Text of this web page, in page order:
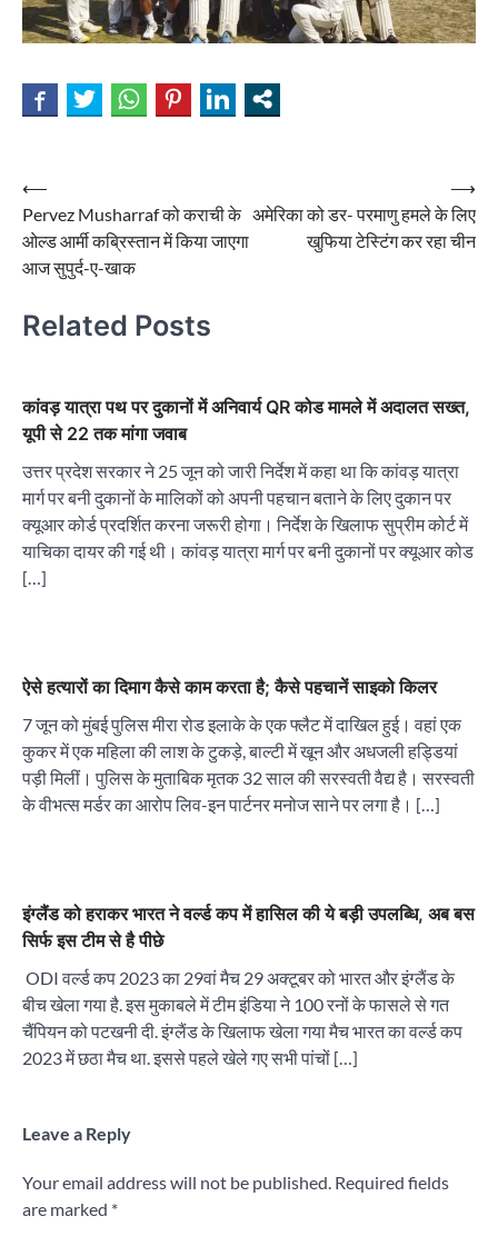
Post
navigation
⟵
Pervez Musharraf को कराची के
ओल्ड आर्मी कब्रिस्तान में किया जाएगा
आज सुपुर्द-ए-खाक
अमेरिका को डर- परमाणु हमले के लिए
खुफिया टेस्टिंग कर रहा चीन
⟶
Related Posts
कांवड़ यात्रा पथ पर दुकानों में अनिवार्य QR कोड मामले में अदालत सख्त,
यूपी से 22 तक मांगा जवाब
उत्तर प्रदेश सरकार ने 25 जून को जारी निर्देश में कहा था कि कांवड़ यात्रा
मार्ग पर बनी दुकानों के मालिकों को अपनी पहचान बताने के लिए दुकान पर
क्यूआर कोर्ड प्रदर्शित करना जरूरी होगा। निर्देश के खिलाफ सुप्रीम कोर्ट में
याचिका दायर की गई थी। कांवड़ यात्रा मार्ग पर बनी दुकानों पर क्यूआर कोड
[…]
ऐसे हत्यारों का दिमाग कैसे काम करता है; कैसे पहचानें साइको किलर
7 जून को मुंबई पुलिस मीरा रोड इलाके के एक फ्लैट में दाखिल हुई। वहां एक
कुकर में एक महिला की लाश के टुकड़े, बाल्टी में खून और अधजली हड्डियां
पड़ी मिलीं। पुलिस के मुताबिक मृतक 32 साल की सरस्वती वैद्य है। सरस्वती
के वीभत्स मर्डर का आरोप लिव-इन पार्टनर मनोज साने पर लगा है। […]
इंग्लैंड को हराकर भारत ने वर्ल्ड कप में हासिल की ये बड़ी उपलब्धि, अब बस
सिर्फ इस टीम से है पीछे
ODI वर्ल्ड कप 2023 का 29वां मैच 29 अक्टूबर को भारत और इंग्लैंड के
बीच खेला गया है. इस मुकाबले में टीम इंडिया ने 100 रनों के फासले से गत
चैंपियन को पटखनी दी. इंग्लैंड के खिलाफ खेला गया मैच भारत का वर्ल्ड कप
2023 में छठा मैच था. इससे पहले खेले गए सभी पांचों […]
Leave a Reply
Your email address will not be published. Required fields
are marked *